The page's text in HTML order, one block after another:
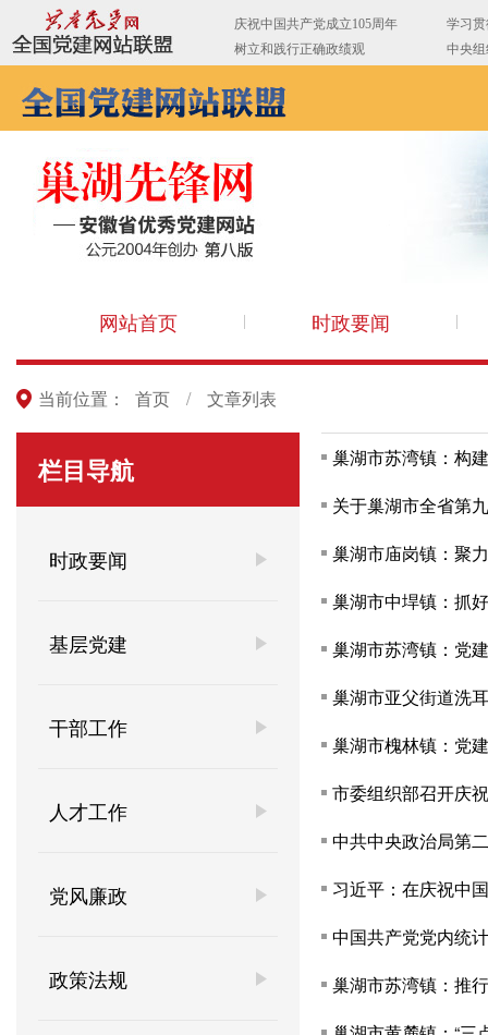
网站首页 时政要闻
当前位置： 首页 / 文章列表
栏目导航
时政要闻
基层党建
干部工作
人才工作
党风廉政
政策法规
巢湖市苏湾镇：构
关于巢湖市全省第
巢湖市庙岗镇：聚
巢湖市中垾镇：抓
巢湖市苏湾镇：党
巢湖市亚父街道洗
巢湖市槐林镇：党
市委组织部召开庆
中共中央政治局第
习近平：在庆祝中
中国共产党党内统
巢湖市苏湾镇：推